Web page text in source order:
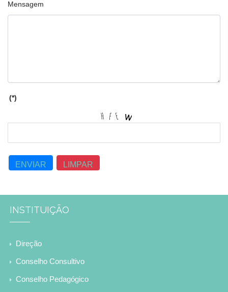
Mensagem
(*)
ENVIAR LIMPAR
INSTITUIÇÃO
Direção
Conselho Consultivo
Conselho Pedagógico